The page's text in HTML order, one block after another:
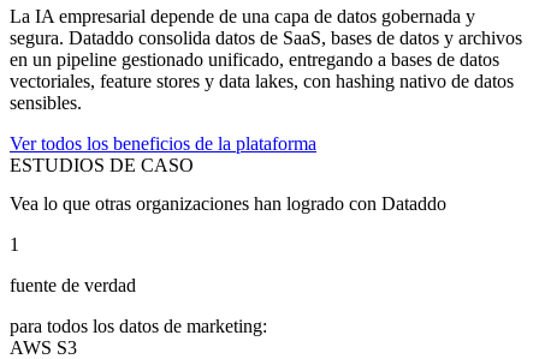
La IA empresarial depende de una capa de datos gobernada y
segura. Dataddo consolida datos de SaaS, bases de datos y archivos
en un pipeline gestionado unificado, entregando a bases de datos
vectoriales, feature stores y data lakes, con hashing nativo de datos
sensibles.
Ver todos los beneficios de la plataforma
ESTUDIOS DE CASO
Vea lo que otras organizaciones han logrado con Dataddo
1
fuente de verdad
para todos los datos de marketing:
AWS S3